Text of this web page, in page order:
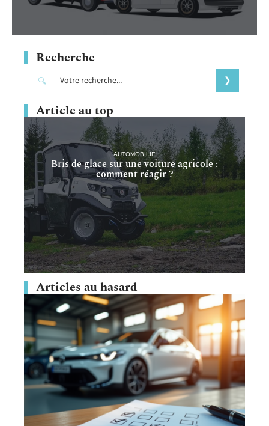
Recherche
Article au top
AUTOMOBILIE
Bris de glace sur une voiture agricole :
comment réagir ?
Articles au hasard